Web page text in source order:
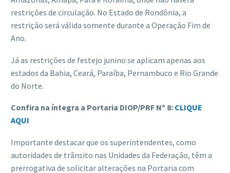
restrições de circulação. No Estado de Rondônia, a
restrição será válida somente durante a Operação Fim de
Ano.
Já as restrições de festejo junino se aplicam apenas aos
estados da Bahia, Ceará, Paraíba, Pernambuco e Rio Grande
do Norte.
Confira na íntegra a Portaria DIOP/PRF Nº 8: CLIQUE
AQUI
Importante destacar que os superintendentes, como
autoridades de trânsito nas Unidades da Federação, têm a
prerrogativa de solicitar alterações na Portaria com